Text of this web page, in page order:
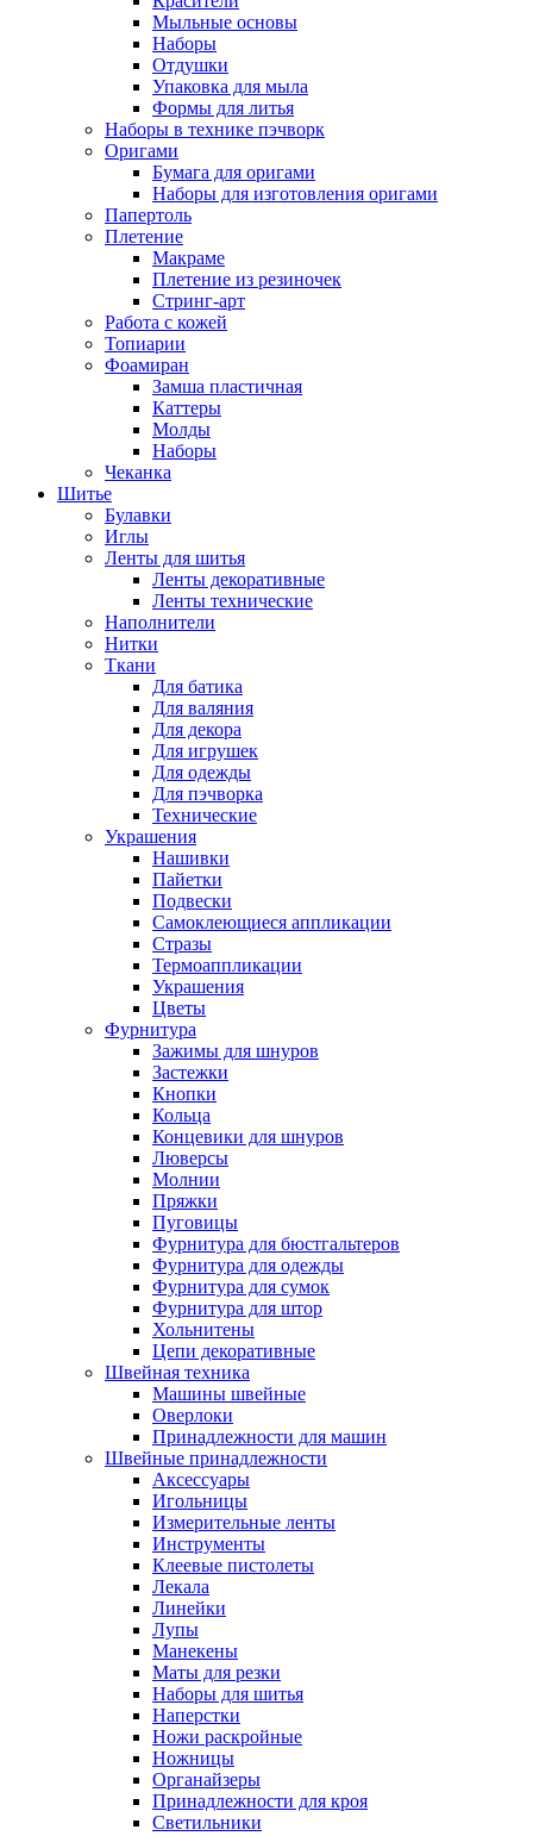
Мыльные основы
Наборы
Отдушки
Упаковка для мыла
Формы для литья
Наборы в технике пэчворк
Оригами
Бумага для оригами
Наборы для изготовления оригами
Папертоль
Плетение
Макраме
Плетение из резиночек
Стринг-арт
Работа с кожей
Топиарии
Фоамиран
Замша пластичная
Каттеры
Молды
Наборы
Чеканка
Шитье
Булавки
Иглы
Ленты для шитья
Ленты декоративные
Ленты технические
Наполнители
Нитки
Ткани
Для батика
Для валяния
Для декора
Для игрушек
Для одежды
Для пэчворка
Технические
Украшения
Нашивки
Пайетки
Подвески
Самоклеющиеся аппликации
Стразы
Термоаппликации
Украшения
Цветы
Фурнитура
Зажимы для шнуров
Застежки
Кнопки
Кольца
Концевики для шнуров
Люверсы
Молнии
Пряжки
Пуговицы
Фурнитура для бюстгальтеров
Фурнитура для одежды
Фурнитура для сумок
Фурнитура для штор
Хольнитены
Цепи декоративные
Швейная техника
Машины швейные
Оверлоки
Принадлежности для машин
Швейные принадлежности
Аксессуары
Игольницы
Измерительные ленты
Инструменты
Клеевые пистолеты
Лекала
Линейки
Лупы
Манекены
Маты для резки
Наборы для шитья
Наперстки
Ножи раскройные
Ножницы
Органайзеры
Принадлежности для кроя
Светильники